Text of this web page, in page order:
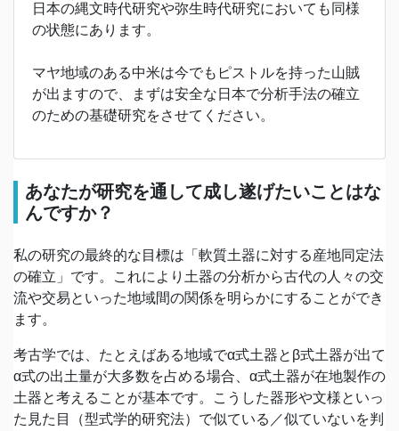
日本の縄文時代研究や弥生時代研究においても同様
の状態にあります。
マヤ地域のある中米は今でもピストルを持った山賊
が出ますので、まずは安全な日本で分析手法の確立
のための基礎研究をさせてください。
あなたが研究を通して成し遂げたいことはな
んですか？
私の研究の最終的な目標は「軟質土器に対する産地同定法
の確立」です。これにより土器の分析から古代の人々の交
流や交易といった地域間の関係を明らかにすることができ
ます。
考古学では、たとえばある地域でα式土器とβ式土器が出て
α式の出土量が大多数を占める場合、α式土器が在地製作の
土器と考えることが基本です。こうした器形や文様といっ
た見た目（型式学的研究法）で似ている／似ていないを判